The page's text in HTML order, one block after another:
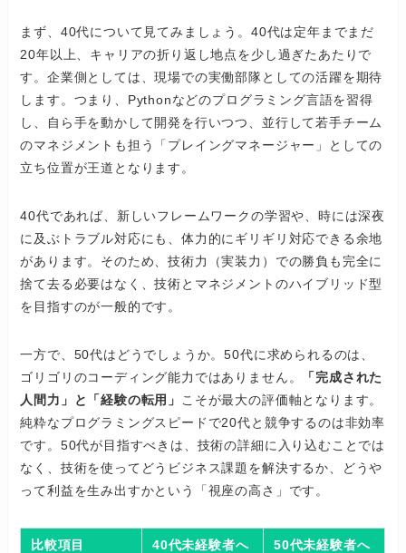
まず、40代について見てみましょう。40代は定年までまだ
20年以上、キャリアの折り返し地点を少し過ぎたあたりで
す。企業側としては、現場での実働部隊としての活躍を期待
します。つまり、Pythonなどのプログラミング言語を習得
し、自ら手を動かして開発を行いつつ、並行して若手チーム
のマネジメントも担う「プレイングマネージャー」としての
立ち位置が王道となります。
40代であれば、新しいフレームワークの学習や、時には深夜
に及ぶトラブル対応にも、体力的にギリギリ対応できる余地
があります。そのため、技術力（実装力）での勝負も完全に
捨て去る必要はなく、技術とマネジメントのハイブリッド型
を目指すのが一般的です。
一方で、50代はどうでしょうか。50代に求められるのは、
ゴリゴリのコーディング能力ではありません。
「完成された
人間力」と「経験の転用」
こそが最大の評価軸となります。
純粋なプログラミングスピードで20代と競争するのは非効率
です。50代が目指すべきは、技術の詳細に入り込むことでは
なく、技術を使ってどうビジネス課題を解決するか、どうや
って利益を生み出すかという「視座の高さ」です。
比較項目
40代未経験者へ
50代未経験者へ